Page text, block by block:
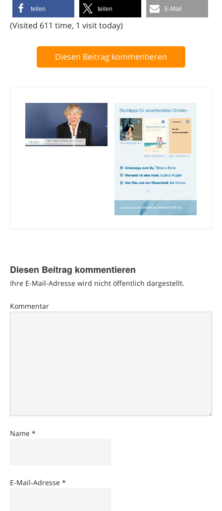
teilen teilen E-Mail
(Visited 611 time, 1 visit today)
Diesen Beitrag kommentieren
Diesen Beitrag kommentieren
Ihre E-Mail-Adresse wird nicht öffentlich dargestellt.
Kommentar
Name *
E-Mail-Adresse *